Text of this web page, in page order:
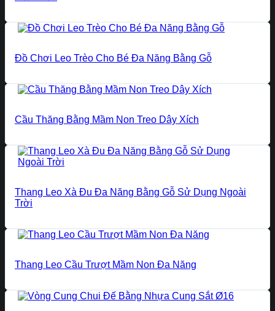
Đồ Chơi Leo Trèo Cho Bé Đa Năng Bằng Gỗ
Cầu Thăng Bằng Mầm Non Treo Dây Xích
Thang Leo Xà Đu Đa Năng Bằng Gỗ Sử Dụng Ngoài
Trời
Thang Leo Cầu Trượt Mầm Non Đa Năng